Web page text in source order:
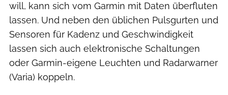
will, kann sich vom Garmin mit Daten überfluten
lassen. Und neben den üblichen Pulsgurten und
Sensoren für Kadenz und Geschwindigkeit
lassen sich auch elektronische Schaltungen
oder Garmin-eigene Leuchten und Radarwarner
(Varia) koppeln.